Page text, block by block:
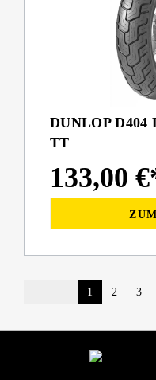
DUNLOP D404
TT
133,00
1 2 3